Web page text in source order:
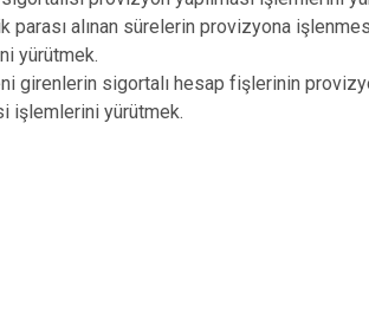
parası alınan sürelerin provizyona
yürütmek.
girenlerin sigortalı hesap fişlerinin
işlemlerini yürütmek.